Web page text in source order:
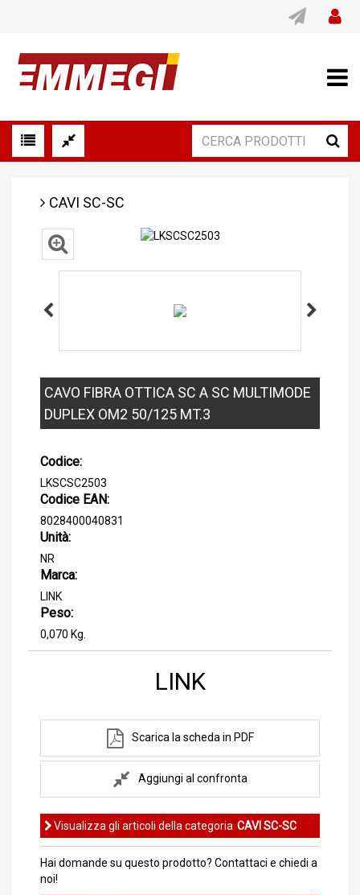
CAVI SC-SC
CAVO FIBRA OTTICA SC A SC MULTIMODE
DUPLEX OM2 50/125 MT.3
Codice:
LKSCSC2503
Codice EAN:
8028400040831
Unità:
NR
Marca:
LINK
Peso:
0,070 Kg.
LINK
Scarica la scheda in PDF
Aggiungi al confronta
Visualizza gli articoli della categoria CAVI SC-SC
Hai domande su questo prodotto? Contattaci e chiedi a
noi!